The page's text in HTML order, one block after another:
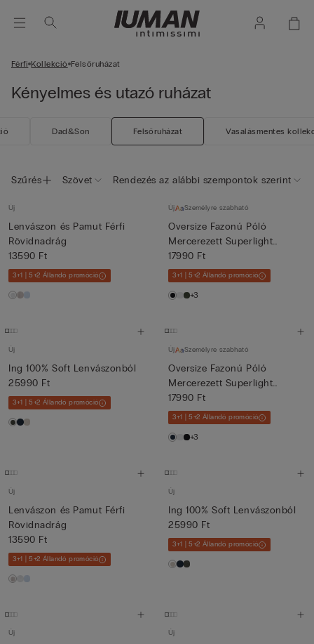
Férfi Kollekció Felsőruházat
Kényelmes és utazó ruházat
Dad&Son Felsőruházat Vasalásmentes
Szűrés Szövet Rendezés az alábbi szempontok szerint
Új
Lenvászon és Pamut Férfi
Rövidnadrág
13590 Ft
3+1 | 5+2 Állandó promóció
Új Személyre szabható
Oversize Fazonú Póló
Mercerezett Superlight
Pamutb...
17990 Ft
3+1 | 5+2 Állandó promóció
+3
Új
Ing 100% Soft Lenvászonból
25990 Ft
3+1 | 5+2 Állandó promóció
Új Személyre szabható
Oversize Fazonú Póló
Mercerezett Superlight
Pamutb...
17990 Ft
3+1 | 5+2 Állandó promóció
+3
Új
Lenvászon és Pamut Férfi
Rövidnadrág
13590 Ft
3+1 | 5+2 Állandó promóció
Új
Ing 100% Soft Lenvászonból
25990 Ft
3+1 | 5+2 Állandó promóció
Új Új